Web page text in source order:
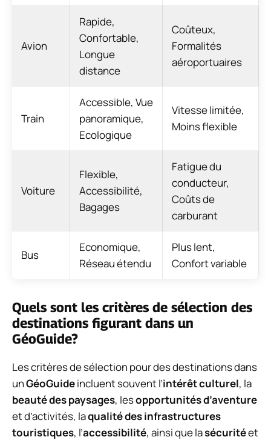
Avion
Rapide,
Confortable,
Longue
distance
Coûteux,
Formalités
aéroportuaires
Train
Accessible, Vue
panoramique,
Ecologique
Vitesse limitée,
Moins flexible
Voiture
Flexible,
Accessibilité,
Bagages
Fatigue du
conducteur,
Coûts de
carburant
Bus
Economique,
Réseau étendu
Plus lent,
Confort variable
Quels sont les critères de sélection des
destinations figurant dans un
GéoGuide?
Les critères de sélection pour des destinations dans
unGéoGuideincluent souvent l’intérêt culturel, la
beauté des paysages, lesopportunités d’aventure
et d’activités, laqualité des infrastructures
touristiques, l’accessibilité, ainsi que lasécuritéet